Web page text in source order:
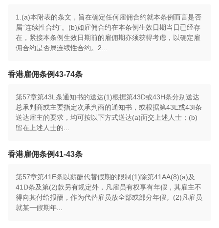
1.(a)本附表的条文，旨在确定任何雇佣合约就本条例而言是否
属“连续性合约”。(b)如雇佣合约在本条例生效日期当日已经存
在，紧接本条例生效日期前的雇佣期亦须获得考虑，以确定雇
佣合约是否属连续性合约。2...
香港雇佣条例43-74条
第57章第43L条通知书的送达(1)根据第43D或43H条分别送达
总承判商或主要指定次承判商的通知书，或根据第43E或43I条
送达雇主的要求，均可按以下方式送达(a)面交上述人士；(b)
留在上述人士的...
香港雇佣条例41-43条
第57章第41E条以薪酬代替假期的限制(1)除第41AA(8)(a)及
41D条及第(2)款另有规定外，凡雇员有权享有年假，其雇主不
得向其付给报酬，作为代替雇员放全部或部分年假。(2)凡雇员
就某一假期年...